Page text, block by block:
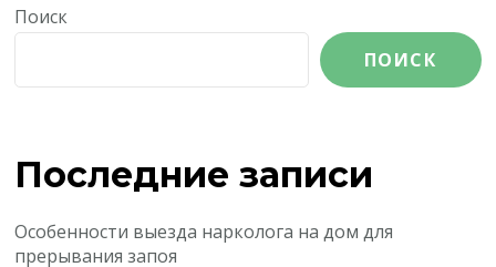
Поиск
ПОИСК
Последние записи
Особенности выезда нарколога на дом для
прерывания запоя